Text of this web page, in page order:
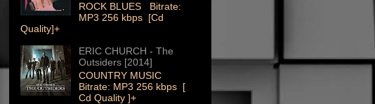
ROCK BLUES Bitrate:
MP3 256 kbps [Cd
Quality]+
ERIC CHURCH - The
Outsiders [2014]
COUNTRY MUSIC
Bitrate: MP3 256 kbps [
Cd Quality ]+